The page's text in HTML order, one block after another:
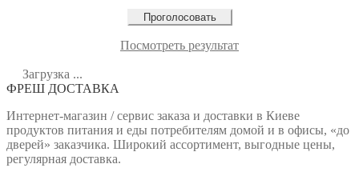
Посмотреть результат
Загрузка ...
ФРЕШ ДОСТАВКА
Интернет-магазин / сервис заказа и доставки в Киеве
продуктов питания и еды потребителям домой и в офисы, «до
дверей» заказчика. Широкий ассортимент, выгодные цены,
регулярная доставка.